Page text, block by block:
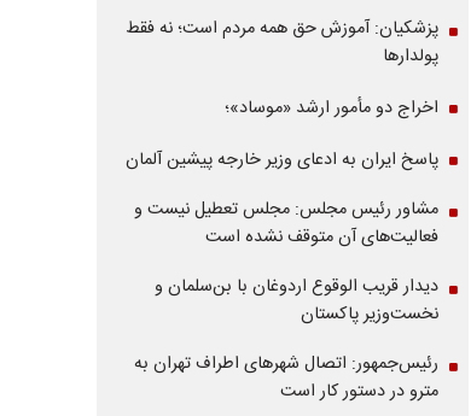
پزشکیان: آموزش حق همه مردم است؛ نه فقط
پولدارها
اخراج دو مأمور ارشد «موساد»؛
پاسخ ایران به ادعای وزیر خارجه پیشین آلمان
مشاور رئیس مجلس: مجلس تعطیل نیست و
فعالیت‌های آن متوقف نشده است
دیدار قریب الوقوع اردوغان با بن‌سلمان و
نخست‌وزیر پاکستان
رئیس‌جمهور: اتصال شهرهای اطراف تهران به
مترو در دستور کار است